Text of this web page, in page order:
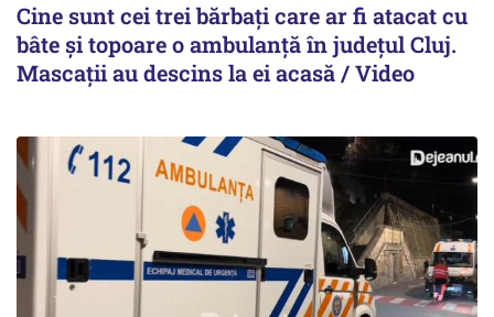
Cine sunt cei trei bărbați care ar fi atacat cu
bâte și topoare o ambulanță în județul Cluj.
Mascații au descins la ei acasă / Video